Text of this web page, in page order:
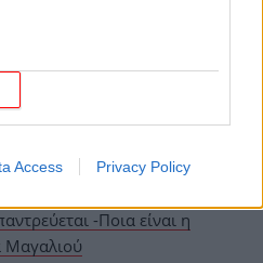
Access Privacy Policy
Μαζωνάκης -Τι συνέβη
-Ποια είναι η
Μαγαλιού